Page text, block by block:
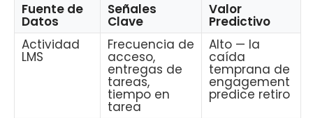
Fuente de
Datos
Señales
Clave
Valor
Predictivo
Actividad
LMS
Frecuencia de
acceso,
entregas de
tareas,
tiempo en
tarea
Alto — la
caída
temprana de
engagement
predice retiro